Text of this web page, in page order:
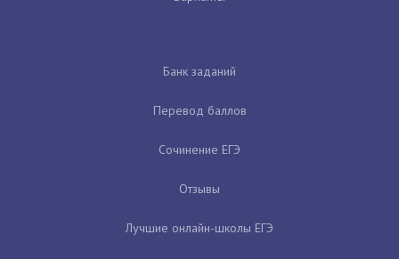
Банк заданий
Перевод баллов
Сочинение ЕГЭ
Отзывы
Лучшие онлайн-школы ЕГЭ